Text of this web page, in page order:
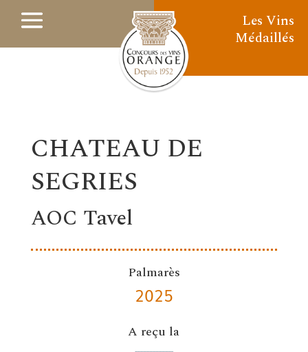
Les Vins
Médaillés
CHATEAU DE
SEGRIES
AOC Tavel
Palmarès
2025
A reçu la